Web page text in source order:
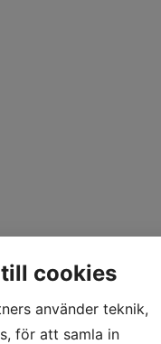
cookies
använder teknik,
för att samla in